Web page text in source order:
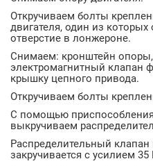
Откручиваем болты
двигателя, один из которых
отверстие в лонжероне.
Снимаем: кронштейн
электромагнитный клапан
крышку цепного привода.
Откручиваем болты
С помощью
выкручиваем
Распределительный клапан
закручивается с усилием